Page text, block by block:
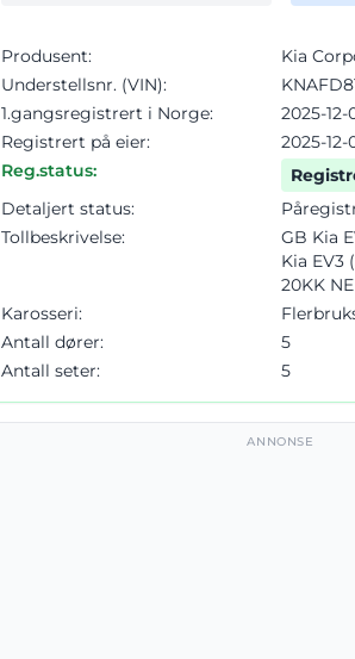
Produsent:
Kia
Understellsnr. (VIN):
1.gangsregistrert i Norge:
2025-12-
Registrert på eier:
2025-12-
Reg.status:
Detaljert status:
Tollbeskrivelse:
GB Kia
Kia EV3
20KK
Karosseri:
Antall dører:
5
Antall seter:
5
ANNONSE